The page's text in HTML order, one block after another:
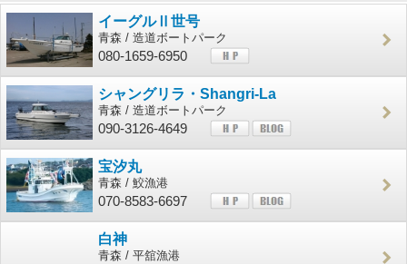
イーグルⅡ世号
青森 / 造道ボートパーク
080-1659-6950
シャングリラ・Shangri-La
青森 / 造道ボートパーク
090-3126-4649
宝汐丸
青森 / 鮫漁港
070-8583-6697
白神
青森 / 平舘漁港